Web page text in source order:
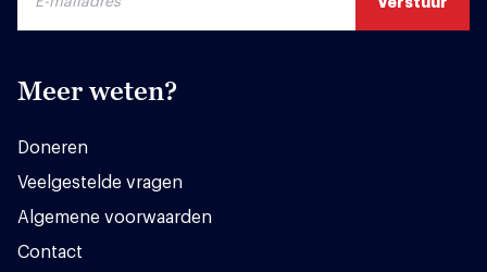
Meer weten?
Doneren
Veelgestelde vragen
Algemene voorwaarden
Contact